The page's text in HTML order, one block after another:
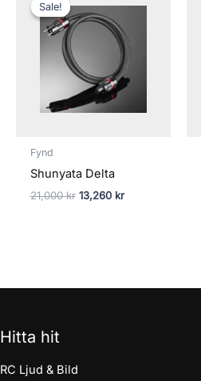
Sale!
Sale!
Fynd
Shunyata Delta
21,000kr
priset
var:
21,000 kr.
13,260 kr
är:
13,260 kr.
Hitta hit
RC Ljud & Bild